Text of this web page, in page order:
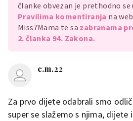
članke obvezan je prethodno se
Pravilima komentiranja na
Miss7Mama te sa zabranama
2. članka 94. Zakona.
c.m.22
Za prvo dijete odabrali smo
super se slažemo s njima, dijete